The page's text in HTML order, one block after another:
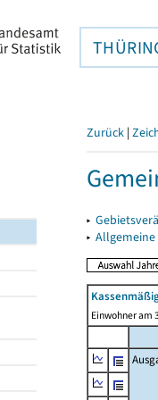
Zurück |
▸
▸
Einwohner am